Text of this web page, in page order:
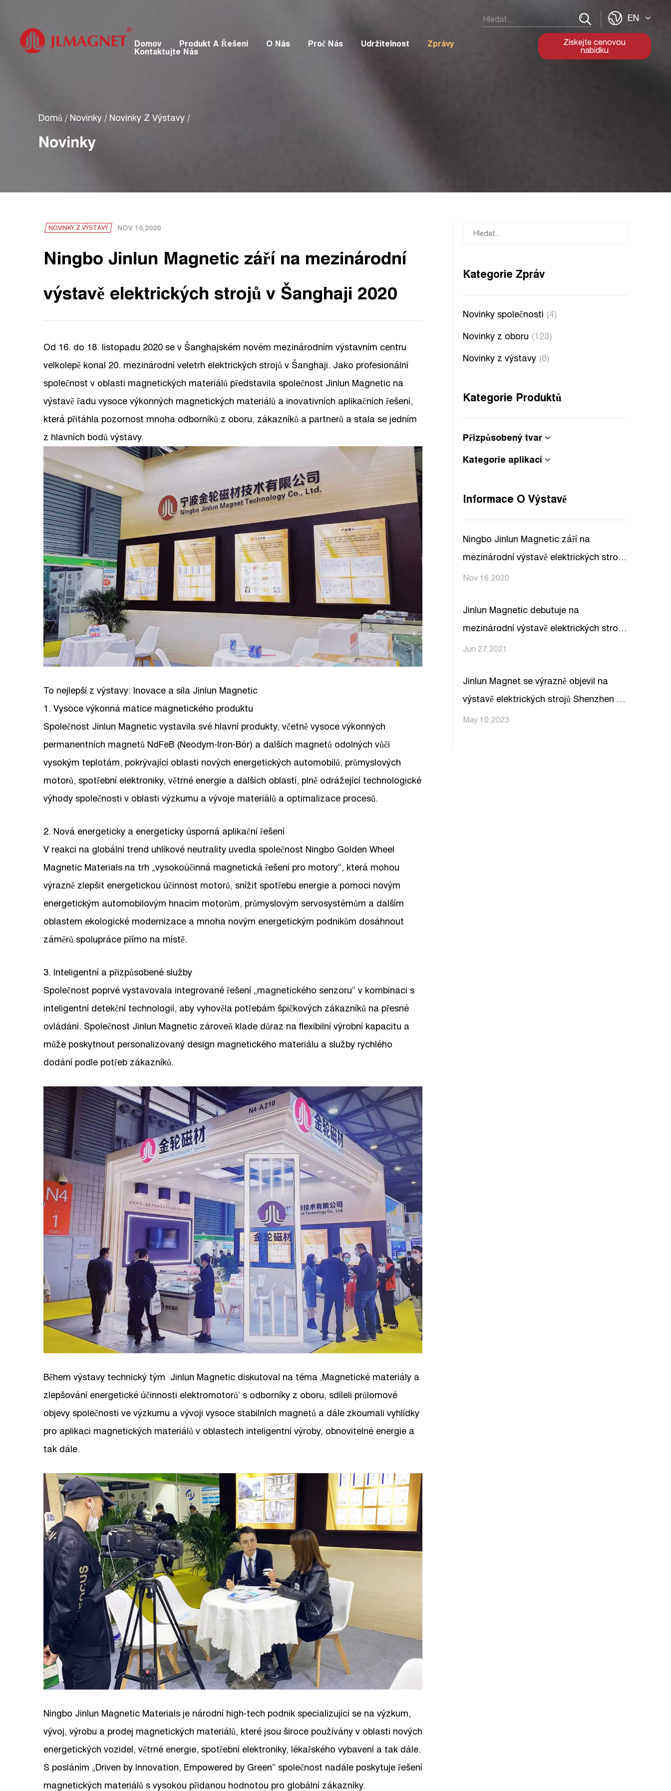
EN
Domov Produkt A Řešení O Nás Proč Nás Udržitelnost
Zprávy
Kontaktujte Nás
Získejte cenovou
nabídku
Domů / Novinky / Novinky Z Výstavy /
Novinky
NOVINKY Z VÝSTAVY NOV 16,2020
Ningbo Jinlun Magnetic září na mezinárodní
výstavě elektrických strojů v Šanghaji 2020
Od 16. do 18. listopadu 2020 se v Šanghajském novém mezinárodním výstavním centru
velkolepě konal 20. mezinárodní veletrh elektrických strojů v Šanghaji. Jako profesionální
společnost v oblasti magnetických materiálů představila společnost Jinlun Magnetic na
výstavě řadu vysoce výkonných magnetických materiálů a inovativních aplikačních řešení,
která přitáhla pozornost mnoha odborníků z oboru, zákazníků a partnerů a stala se jedním
z hlavních bodů výstavy.
To nejlepší z výstavy: Inovace a síla Jinlun Magnetic
1. Vysoce výkonná matice magnetického produktu
Společnost Jinlun Magnetic vystavila své hlavní produkty, včetně vysoce výkonných
permanentních magnetů NdFeB (Neodym-Iron-Bór) a dalších magnetů odolných vůči
vysokým teplotám, pokrývající oblasti nových energetických automobilů, průmyslových
motorů, spotřební elektroniky, větrné energie a dalších oblastí, plně odrážející technologické
výhody společnosti v oblasti výzkumu a vývoje materiálů a optimalizace procesů.
2. Nová energeticky a energeticky úsporná aplikační řešení
V reakci na globální trend uhlíkové neutrality uvedla společnost Ningbo Golden Wheel
Magnetic Materials na trh „vysokoúčinná magnetická řešení pro motory“, která mohou
výrazně zlepšit energetickou účinnost motorů, snížit spotřebu energie a pomoci novým
energetickým automobilovým hnacím motorům, průmyslovým servosystémům a dalším
oblastem ekologické modernizace a mnoha novým energetickým podnikům dosáhnout
záměrů spolupráce přímo na místě.
3. Inteligentní a přizpůsobené služby
Společnost poprvé vystavovala integrované řešení „magnetického senzoru“ v kombinaci s
inteligentní detekční technologií, aby vyhověla potřebám špičkových zákazníků na přesné
ovládání. Společnost Jinlun Magnetic zároveň klade důraz na flexibilní výrobní kapacitu a
může poskytnout personalizovaný design magnetického materiálu a služby rychlého
dodání podle potřeb zákazníků.
Během výstavy technický tým Jinlun Magnetic diskutoval na téma ‚Magnetické materiály a
zlepšování energetické účinnosti elektromotorů‘ s odborníky z oboru, sdíleli průlomové
objevy společnosti ve výzkumu a vývoji vysoce stabilních magnetů a dále zkoumali vyhlídky
pro aplikaci magnetických materiálů v oblastech inteligentní výroby, obnovitelné energie a
tak dále.
Ningbo Jinlun Magnetic Materials je národní high-tech podnik specializující se na výzkum,
vývoj, výrobu a prodej magnetických materiálů, které jsou široce používány v oblasti nových
energetických vozidel, větrné energie, spotřební elektroniky, lékařského vybavení a tak dále.
S posláním „Driven by Innovation, Empowered by Green“ společnost nadále poskytuje řešení
magnetických materiálů s vysokou přidanou hodnotou pro globální zákazníky.
Kategorie Zpráv
Novinky společnosti (4)
Novinky z oboru (123)
Novinky z výstavy (8)
Kategorie Produktů
Přizpůsobený tvar
Kategorie aplikací
Informace O Výstavě
Ningbo Jinlun Magnetic září na
mezinárodní výstavě elektrických strojů
v Šanghaji 2020
Nov 16,2020
Jinlun Magnetic debutuje na
mezinárodní výstavě elektrických strojů
v Šanghaji 2021
Jun 27,2021
Jinlun Magnet se výrazně objevil na
výstavě elektrických strojů Shenzhen v
roce 2023, tvrdá technologie, která
May 10,2023